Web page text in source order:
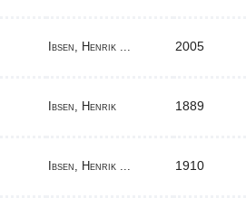
Ibsen, Henrik ... 2005
Ibsen, Henrik 1889
Ibsen, Henrik ... 1910